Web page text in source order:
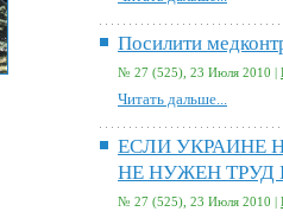
Посилити
№ 27 (525), 23 Июля 2010 |
Читать дальше...
ЕСЛИ УКРАИНЕ
НЕ НУЖЕН ТРУД
№ 27 (525), 23 Июля 2010 |